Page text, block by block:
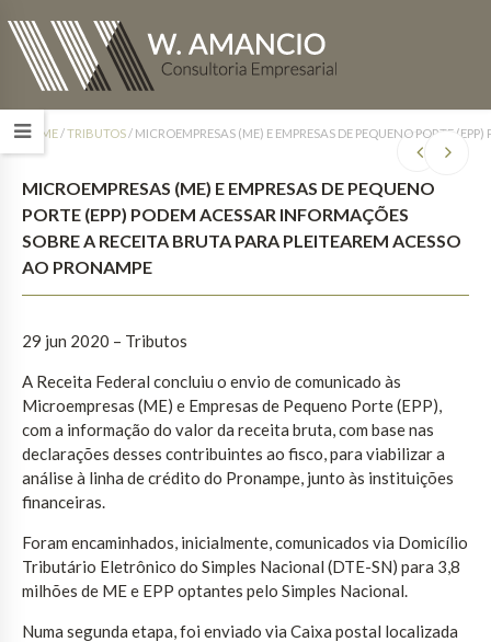
HOME/TRIBUTOS/ MICROEMPRESAS (ME) E EMPRESAS DE PEQUENO PORTE
MICROEMPRESAS (ME) E EMPRESAS DE PEQUENO
PORTE (EPP) PODEM ACESSAR INFORMAÇÕES
SOBRE A RECEITA BRUTA PARA PLEITEAREM ACESSO
AO PRONAMPE
29 jun 2020 – Tributos
A Receita Federal concluiu o envio de comunicado às
Microempresas (ME) e Empresas de Pequeno Porte (EPP),
com a informação do valor da receita bruta, com base nas
declarações desses contribuintes ao fisco, para viabilizar a
análise à linha de crédito do Pronampe, junto às instituições
financeiras.
Foram encaminhados, inicialmente, comunicados via Domicílio
Tributário Eletrônico do Simples Nacional (DTE-SN) para 3,8
milhões de ME e EPP optantes pelo Simples Nacional.
Numa segunda etapa, foi enviado via Caixa postal localizada